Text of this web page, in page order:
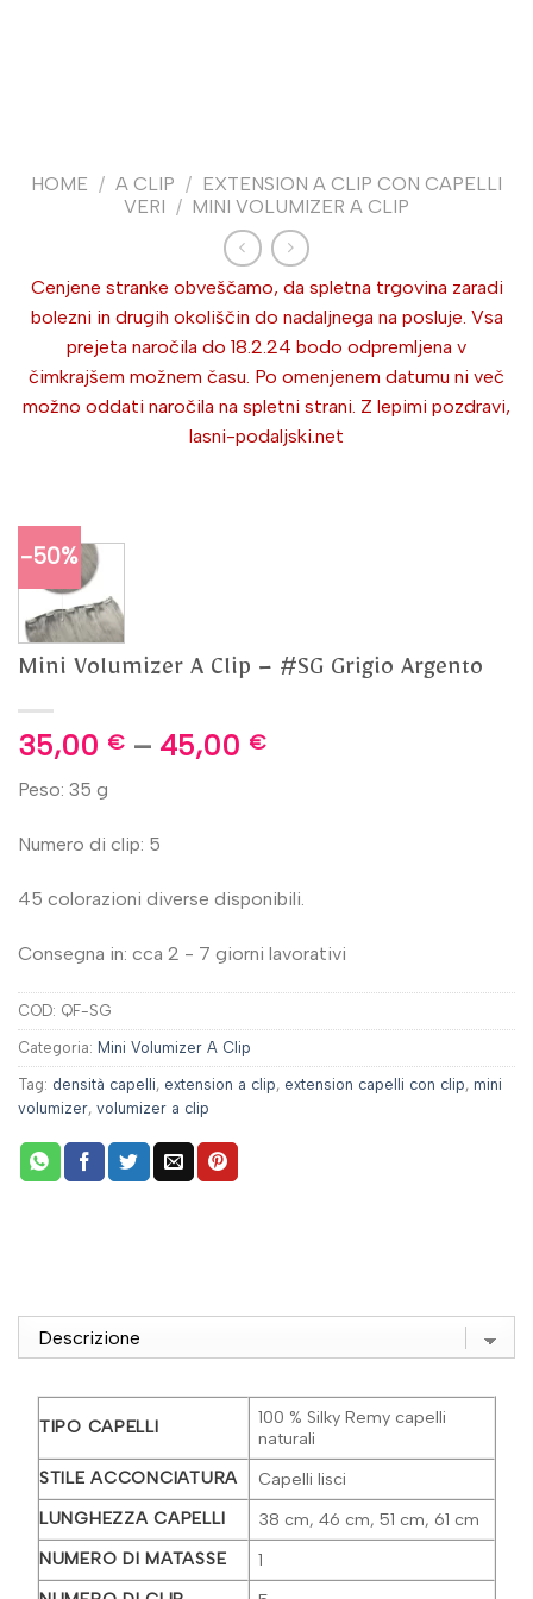
HOME / A CLIP / EXTENSION A CLIP CON CAPELLI
VERI / MINI VOLUMIZER A CLIP
Cenjene stranke obveščamo, da spletna trgovina zaradi
bolezni in drugih okoliščin do nadaljnega na posluje. Vsa
prejeta naročila do 18.2.24 bodo odpremljena v
čimkrajšem možnem času. Po omenjenem datumu ni več
možno oddati naročila na spletni strani. Z lepimi pozdravi,
lasni-podaljski.net
-50%
Mini Volumizer A Clip – #SG Grigio Argento
35,00 € – 45,00 €
Peso: 35 g
Numero di clip: 5
45 colorazioni diverse disponibili.
Consegna in: cca 2 - 7 giorni lavorativi
COD: QF-SG
Categoria: Mini Volumizer A Clip
Tag: densità capelli, extension a clip, extension capelli con clip, mini
volumizer, volumizer a clip
TIPO CAPELLI
100 % Silky Remy capelli
naturali
STILE ACCONCIATURA
Capelli lisci
LUNGHEZZA CAPELLI
38 cm, 46 cm, 51 cm, 61 cm
NUMERO DI MATASSE
1